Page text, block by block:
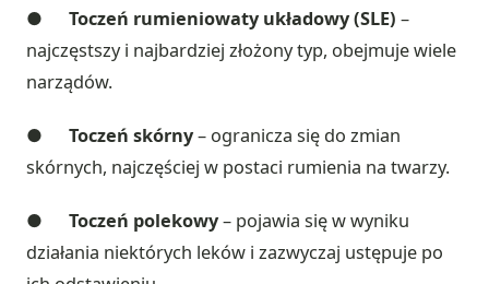
● Toczeń rumieniowaty układowy (SLE) –
najczęstszy i najbardziej złożony typ, obejmuje wiele
narządów.
● Toczeń skórny– ogranicza się do zmian
skórnych, najczęściej w postaci rumienia na twarzy.
● Toczeń polekowy– pojawia się w wyniku
działania niektórych leków i zazwyczaj ustępuje po